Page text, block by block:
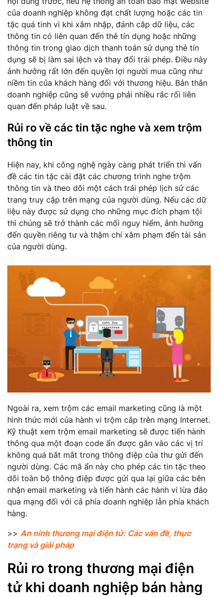
của doanh nghiệp không đạt chất lượng hoặc các tin
tặc quá tinh vi khi xâm nhập, đánh cắp dữ liệu, các
thông tin có liên quan đến thẻ tín dụng hoặc những
thông tin trong giao dịch thanh toán sử dụng thẻ tín
dụng sẽ bị làm sai lệch và thay đổi trái phép. Điều này
ảnh hưởng rất lớn đến quyền lợi người mua cũng như
niềm tin của khách hàng đối với thương hiệu. Bản thân
doanh nghiệp cũng sẽ vướng phải nhiều rắc rối liên
quan đến pháp luật về sau.
Rủi ro về các tin tặc nghe và xem trộm
thông tin
Hiện nay, khi công nghệ ngày càng phát triển thì vấn
đề các tin tặc cài đặt các chương trình nghe trộm
thông tin và theo dõi một cách trái phép lịch sử các
trang truy cập trên mạng của người dùng. Nếu các dữ
liệu này được sử dụng cho những mục đích phạm tội
thì chúng sẽ trở thành các mối nguy hiểm, ảnh hưởng
đến quyền riêng tư và thậm chí xâm phạm đến tài sản
của người dùng.
Ngoài ra, xem trộm các email marketing cũng là một
hình thức mới của hành vi trộm cắp trên mạng Internet.
Kỹ thuật xem trộm email marketing sẽ được tiến hành
thông qua một đoạn code ẩn được gắn vào các vị trí
không quá bắt mắt trong thông điệp của thư gửi đến
người dùng. Các mã ẩn này cho phép các tin tặc theo
dõi toàn bộ thông điệp được gửi qua lại giữa các bên
nhận email marketing và tiến hành các hành vi lừa đảo
qua mạng đối với cả phía doanh nghiệp lẫn phía khách
hàng.
>> An ninh thương mại điện tử: Các vấn đề, thực
trạng và giải pháp
Rủi ro trong thương mại điện
tử khi doanh nghiệp bán hàng